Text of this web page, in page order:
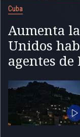
Cuba
Aumenta
Unidos
agentes